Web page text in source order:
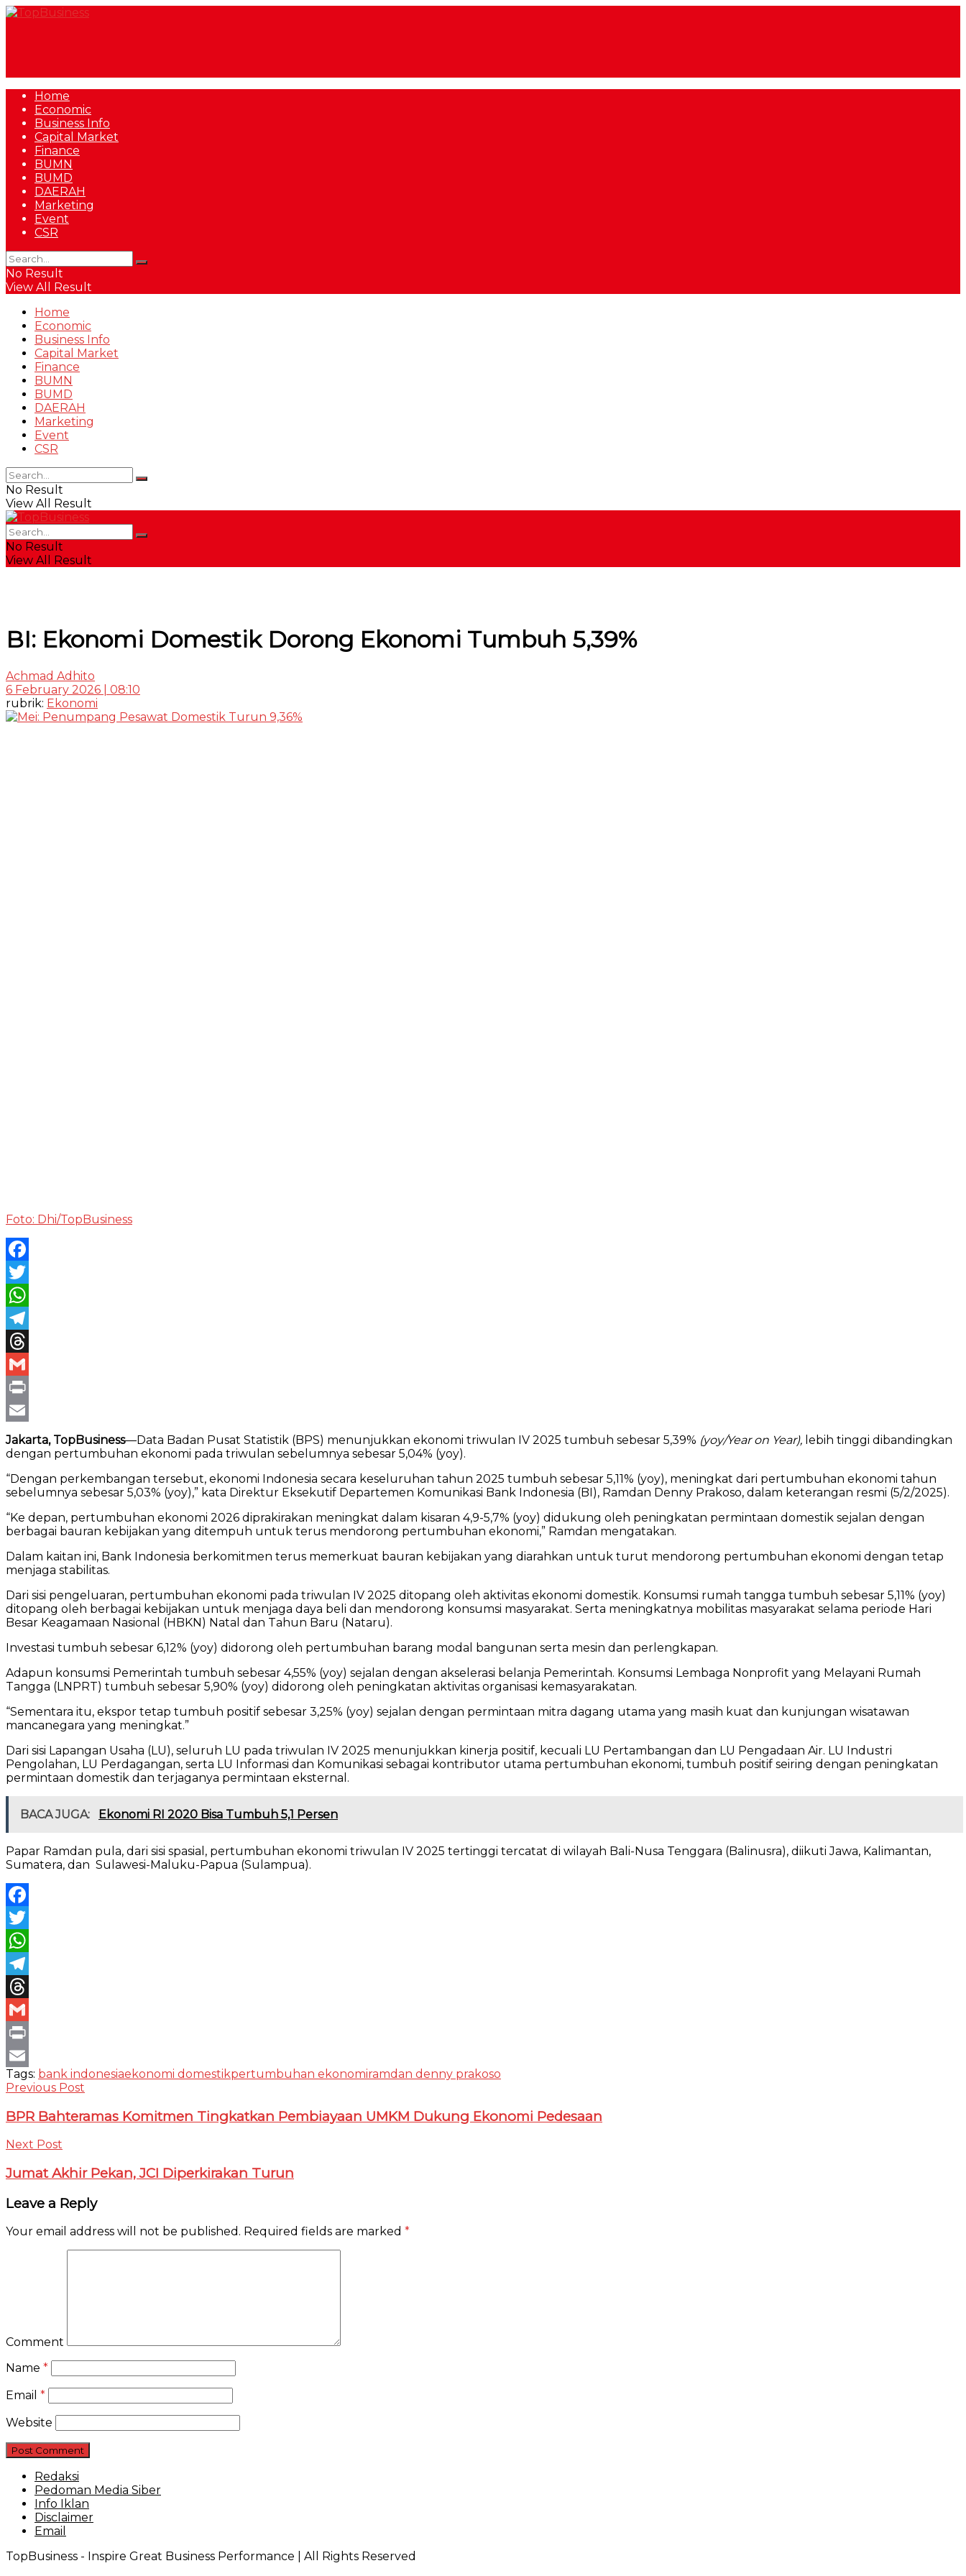
Home
Economic
Business Info
Capital Market
Finance
BUMN
BUMD
DAERAH
Marketing
Event
CSR
No Result
View All Result
Home
Economic
Business Info
Capital Market
Finance
BUMN
BUMD
DAERAH
Marketing
Event
CSR
No Result
View All Result
No Result
View All Result
BI: Ekonomi Domestik Dorong Ekonomi Tumbuh 5,39%
Achmad Adhito
6 February 2026 | 08:10
rubrik: Ekonomi
Foto: Dhi/TopBusiness
Facebook
Twitter
WhatsApp
Telegram
Threads
Gmail
Print
Email
Jakarta, TopBusiness—Data Badan Pusat Statistik (BPS) menunjukkan ekonomi triwulan IV 2025 tumbuh sebesar 5,39% (yoy/Year on Year), lebih tinggi dibandingkan
dengan pertumbuhan ekonomi pada triwulan sebelumnya sebesar 5,04% (yoy).
“Dengan perkembangan tersebut, ekonomi Indonesia secara keseluruhan tahun 2025 tumbuh sebesar 5,11% (yoy), meningkat dari pertumbuhan ekonomi tahun
sebelumnya sebesar 5,03% (yoy),” kata Direktur Eksekutif Departemen Komunikasi Bank Indonesia (BI), Ramdan Denny Prakoso, dalam keterangan resmi (5/2/2025).
“Ke depan, pertumbuhan ekonomi 2026 diprakirakan meningkat dalam kisaran 4,9-5,7% (yoy) didukung oleh peningkatan permintaan domestik sejalan dengan
berbagai bauran kebijakan yang ditempuh untuk terus mendorong pertumbuhan ekonomi,” Ramdan mengatakan.
Dalam kaitan ini, Bank Indonesia berkomitmen terus memerkuat bauran kebijakan yang diarahkan untuk turut mendorong pertumbuhan ekonomi dengan tetap
menjaga stabilitas.
Dari sisi pengeluaran, pertumbuhan ekonomi pada triwulan IV 2025 ditopang oleh aktivitas ekonomi domestik. Konsumsi rumah tangga tumbuh sebesar 5,11% (yoy)
ditopang oleh berbagai kebijakan untuk menjaga daya beli dan mendorong konsumsi masyarakat. Serta meningkatnya mobilitas masyarakat selama periode Hari
Besar Keagamaan Nasional (HBKN) Natal dan Tahun Baru (Nataru).
Investasi tumbuh sebesar 6,12% (yoy) didorong oleh pertumbuhan barang modal bangunan serta mesin dan perlengkapan.
Adapun konsumsi Pemerintah tumbuh sebesar 4,55% (yoy) sejalan dengan akselerasi belanja Pemerintah. Konsumsi Lembaga Nonprofit yang Melayani Rumah
Tangga (LNPRT) tumbuh sebesar 5,90% (yoy) didorong oleh peningkatan aktivitas organisasi kemasyarakatan.
“Sementara itu, ekspor tetap tumbuh positif sebesar 3,25% (yoy) sejalan dengan permintaan mitra dagang utama yang masih kuat dan kunjungan wisatawan
mancanegara yang meningkat.”
Dari sisi Lapangan Usaha (LU), seluruh LU pada triwulan IV 2025 menunjukkan kinerja positif, kecuali LU Pertambangan dan LU Pengadaan Air. LU Industri
Pengolahan, LU Perdagangan, serta LU Informasi dan Komunikasi sebagai kontributor utama pertumbuhan ekonomi, tumbuh positif seiring dengan peningkatan
permintaan domestik dan terjaganya permintaan eksternal.
BACA JUGA: Ekonomi RI 2020 Bisa Tumbuh 5,1 Persen
Papar Ramdan pula, dari sisi spasial, pertumbuhan ekonomi triwulan IV 2025 tertinggi tercatat di wilayah Bali-Nusa Tenggara (Balinusra), diikuti Jawa, Kalimantan,
Sumatera, dan Sulawesi-Maluku-Papua (Sulampua).
Facebook
Twitter
WhatsApp
Telegram
Threads
Gmail
Print
Email
Tags: bank indonesiaekonomi domestikpertumbuhan ekonomiramdan denny prakoso
Previous Post
BPR Bahteramas Komitmen Tingkatkan Pembiayaan UMKM Dukung Ekonomi Pedesaan
Next Post
Jumat Akhir Pekan, JCI Diperkirakan Turun
Leave a Reply
Your email address will not be published. Required fields are marked *
Comment
Name *
Email *
Website
Redaksi
Pedoman Media Siber
Info Iklan
Disclaimer
Email
TopBusiness - Inspire Great Business Performance | All Rights Reserved